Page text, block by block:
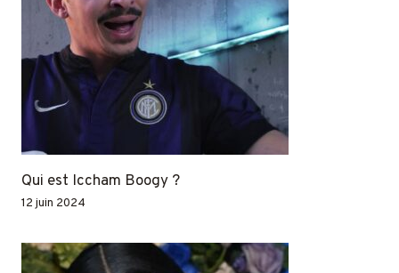
Qui est Iccham Boogy ?
12 juin 2024